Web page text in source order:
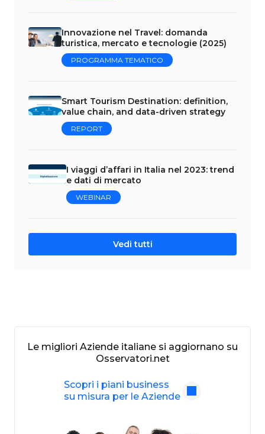
Innovazione nel Travel: domanda
turistica, mercato e tecnologie (2025)
PROGRAMMA TEMATICO
Smart Tourism Destination: definition,
value chain, and data-driven strategy
REPORT
I viaggi d’affari in Italia nel 2023: trend
e dati di mercato
WEBINAR
Vedi tutti
Le migliori Aziende italiane si aggiornano su
Osservatori.net
Scopri i piani business
su misura per le Aziende